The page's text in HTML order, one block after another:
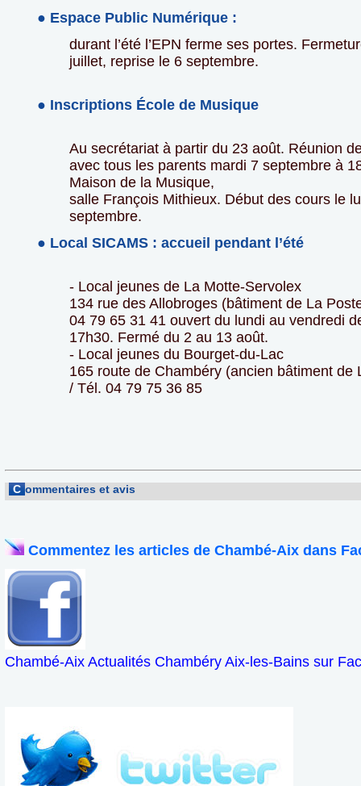
● Espace Public Numérique :
durant l’été l’EPN ferme ses portes.
juillet, reprise le 6 septembre.
● Inscriptions École de Musique
Au secrétariat à partir du 23 août. Réunion
avec tous les parents mardi 7 septembre à
Maison de la Musique,
salle François Mithieux. Début des cours le
septembre.
● Local SICAMS : accueil pendant l’été
- Local jeunes de La Motte-Servolex
134 rue des Allobroges (bâtiment de La
04 79 65 31 41 ouvert du lundi au vendredi
17h30. Fermé du 2 au 13 août.
- Local jeunes du Bourget-du-Lac
165 route de Chambéry (ancien bâtiment de
/ Tél. 04 79 75 36 85
C ommentaires et avis
Commentez les articles de Chambé-Aix dans
Chambé-Aix Actualités Chambéry Aix-les-Bains sur